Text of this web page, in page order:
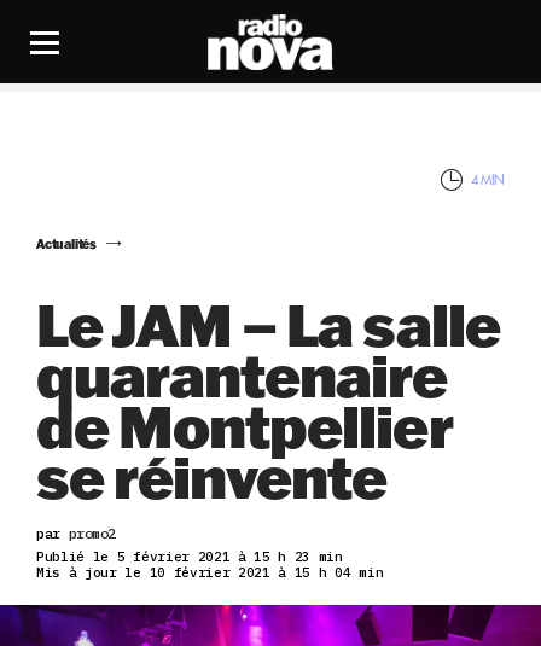
Actualités
4 MIN
Le JAM – La salle
quarantenaire
de Montpellier
se réinvente
par promo2
Publié le 5 février 2021 à 15 h 23 min
Mis à jour le 10 février 2021 à 15 h 04 min